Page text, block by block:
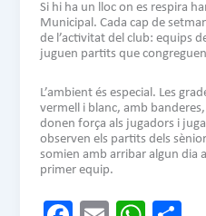
Si hi ha un lloc on es respira
Municipal. Cada cap de
de l’activitat del club: equips
juguen partits que
L’ambient és especial. Les
vermell i blanc, amb
donen força als jugadors i
observen els partits dels
somien amb arribar algun dia
primer equip.